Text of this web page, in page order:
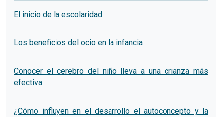
El inicio de la escolaridad
Los beneficios del ocio en la infancia
Conocer el cerebro del niño lleva a una crianza más
efectiva
¿Cómo influyen en el desarrollo el autoconcepto y la